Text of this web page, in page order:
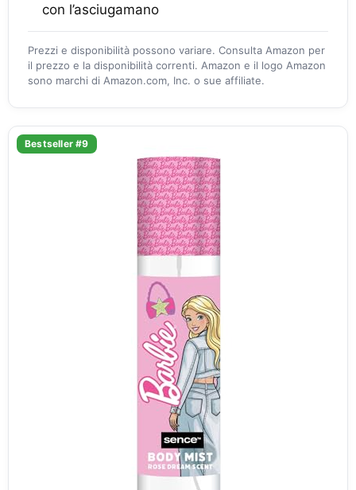
con l’asciugamano
Prezzi e disponibilità possono variare. Consulta Amazon per
il prezzo e la disponibilità correnti. Amazon e il logo Amazon
sono marchi di Amazon.com, Inc. o sue affiliate.
Bestseller #9